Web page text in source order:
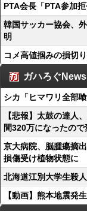
PTA会長「PTA参加
韓国サッカー協会、
明
コメ高値掴みの損切
ガハろぐNews
シカ「ヒマワリ全部
【悲報】太鼓の達人
間320万になったので
京大病院、脳腫瘍摘
損傷受け植物状態に
北海道江別大学生殺
【動画】熊本地震発